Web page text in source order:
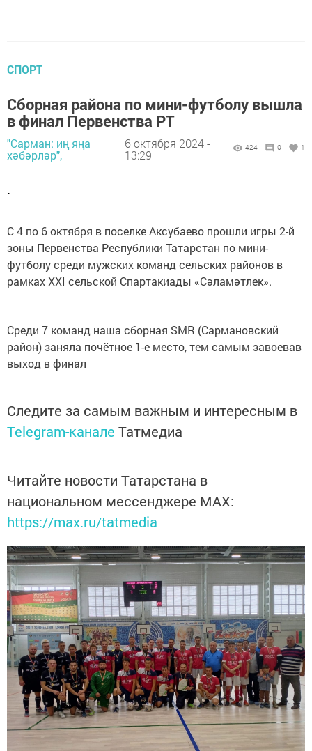
СПОРТ
Сборная района по мини-футболу вышла
в финал Первенства РТ
"Сарман: иң яңа
хәбәрләр",
6 октября 2024 -
13:29
424 0 1
.
С 4 по 6 октября в поселке Аксубаево прошли игры 2-й
зоны Первенства Республики Татарстан по мини-
футболу среди мужских команд сельских районов в
рамках XXI сельской Спартакиады «Сәламәтлек».
Среди 7 команд наша сборная SMR (Сармановский
район) заняла почётное 1-е место, тем самым завоевав
выход в финал
Следите за самым важным и интересным в
Telegram-канале Татмедиа
Читайте новости Татарстана в
национальном мессенджере MАХ:
https://max.ru/tatmedia